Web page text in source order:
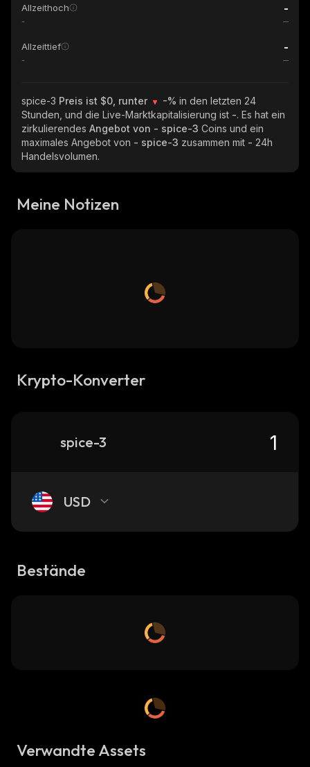
Allzeithoch -
-
Allzeittief -
-
spice-3 Preis ist $0, runter -% in den letzten 24
Stunden, und die Live-Marktkapitalisierung ist -. Es hat ein
zirkulierendes Angebot von - spice-3 Coins und ein
maximales Angebot von - spice-3 zusammen mit - 24h
Handelsvolumen.
Meine Notizen
Krypto-Konverter
spice-3
USD
Bestände
Verwandte Assets